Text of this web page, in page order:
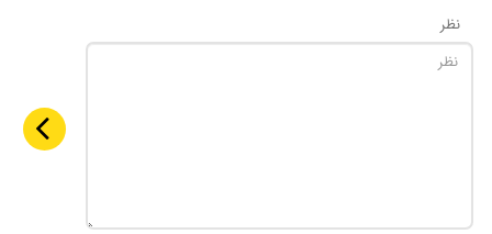
نظر